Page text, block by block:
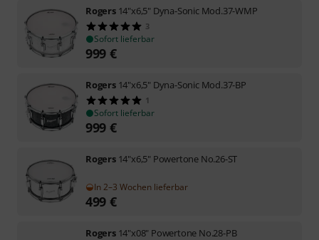
Rogers 14"x6,5" Dyna-Sonic Mod.37-WMP
3
Sofort lieferbar
999 €
Rogers 14"x6,5" Dyna-Sonic Mod.37-BP
1
Sofort lieferbar
999 €
Rogers 14"x6,5" Powertone No.26-ST
In 2–3 Wochen lieferbar
499 €
Rogers 14"x08" Powertone No.28-PB